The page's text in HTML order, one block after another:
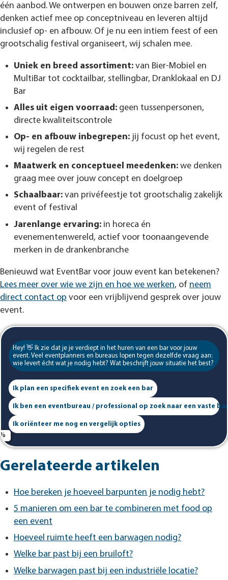
één aanbod. We ontwerpen en bouwen onze barren zelf,
denken actief mee op conceptniveau en leveren altijd
inclusief op- en afbouw. Of je nu een intiem feest of een
grootschalig festival organiseert, wij schalen mee.
Uniek en breed assortiment: van Bier-Mobiel en
MultiBar tot cocktailbar, stellingbar, Dranklokaal en DJ
Bar
Alles uit eigen voorraad: geen tussenpersonen,
directe kwaliteitscontrole
Op- en afbouw inbegrepen: jij focust op het event,
wij regelen de rest
Maatwerk en conceptueel meedenken: we denken
graag mee over jouw concept en doelgroep
Schaalbaar: van privéfeestje tot grootschalig zakelijk
event of festival
Jarenlange ervaring: in horeca én
evenementenwereld, actief voor toonaangevende
merken in de drankenbranche
Benieuwd wat EventBar voor jouw event kan betekenen?
Lees meer over wie we zijn en hoe we werken, of neem
direct contact op voor een vrijblijvend gesprek over jouw
event.
Hey! 👋 Ik zie dat je je verdiept in het huren van een bar voor jouw
event. Veel eventplanners en bureaus lopen tegen dezelfde vraag aan:
wie levert écht wat je nodig hebt? Wat beschrijft jouw situatie het best?
Ik plan een specifiek event en zoek een bar
Ik ben een eventbureau / professional op zoek naar een vaste
Ik oriënteer me nog en vergelijk opties
Gerelateerde artikelen
Hoe bereken je hoeveel barpunten je nodig hebt?
5 manieren om een bar te combineren met food op
een event
Hoeveel ruimte heeft een barwagen nodig?
Welke bar past bij een bruiloft?
Welke barwagen past bij een industriële locatie?